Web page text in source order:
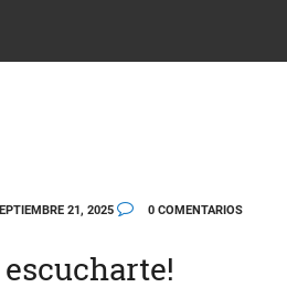
21, 2025 0 COMENTARIOS
escucharte!